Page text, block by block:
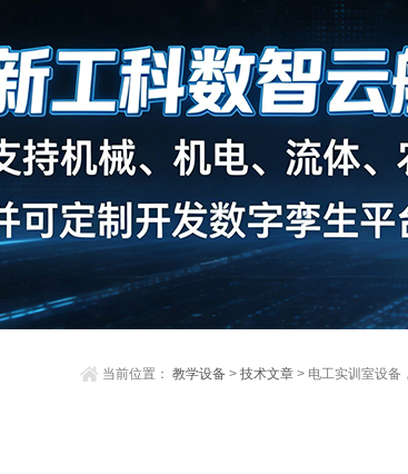
当前位置：教学设备 >技术文章 > 电工实训室设备